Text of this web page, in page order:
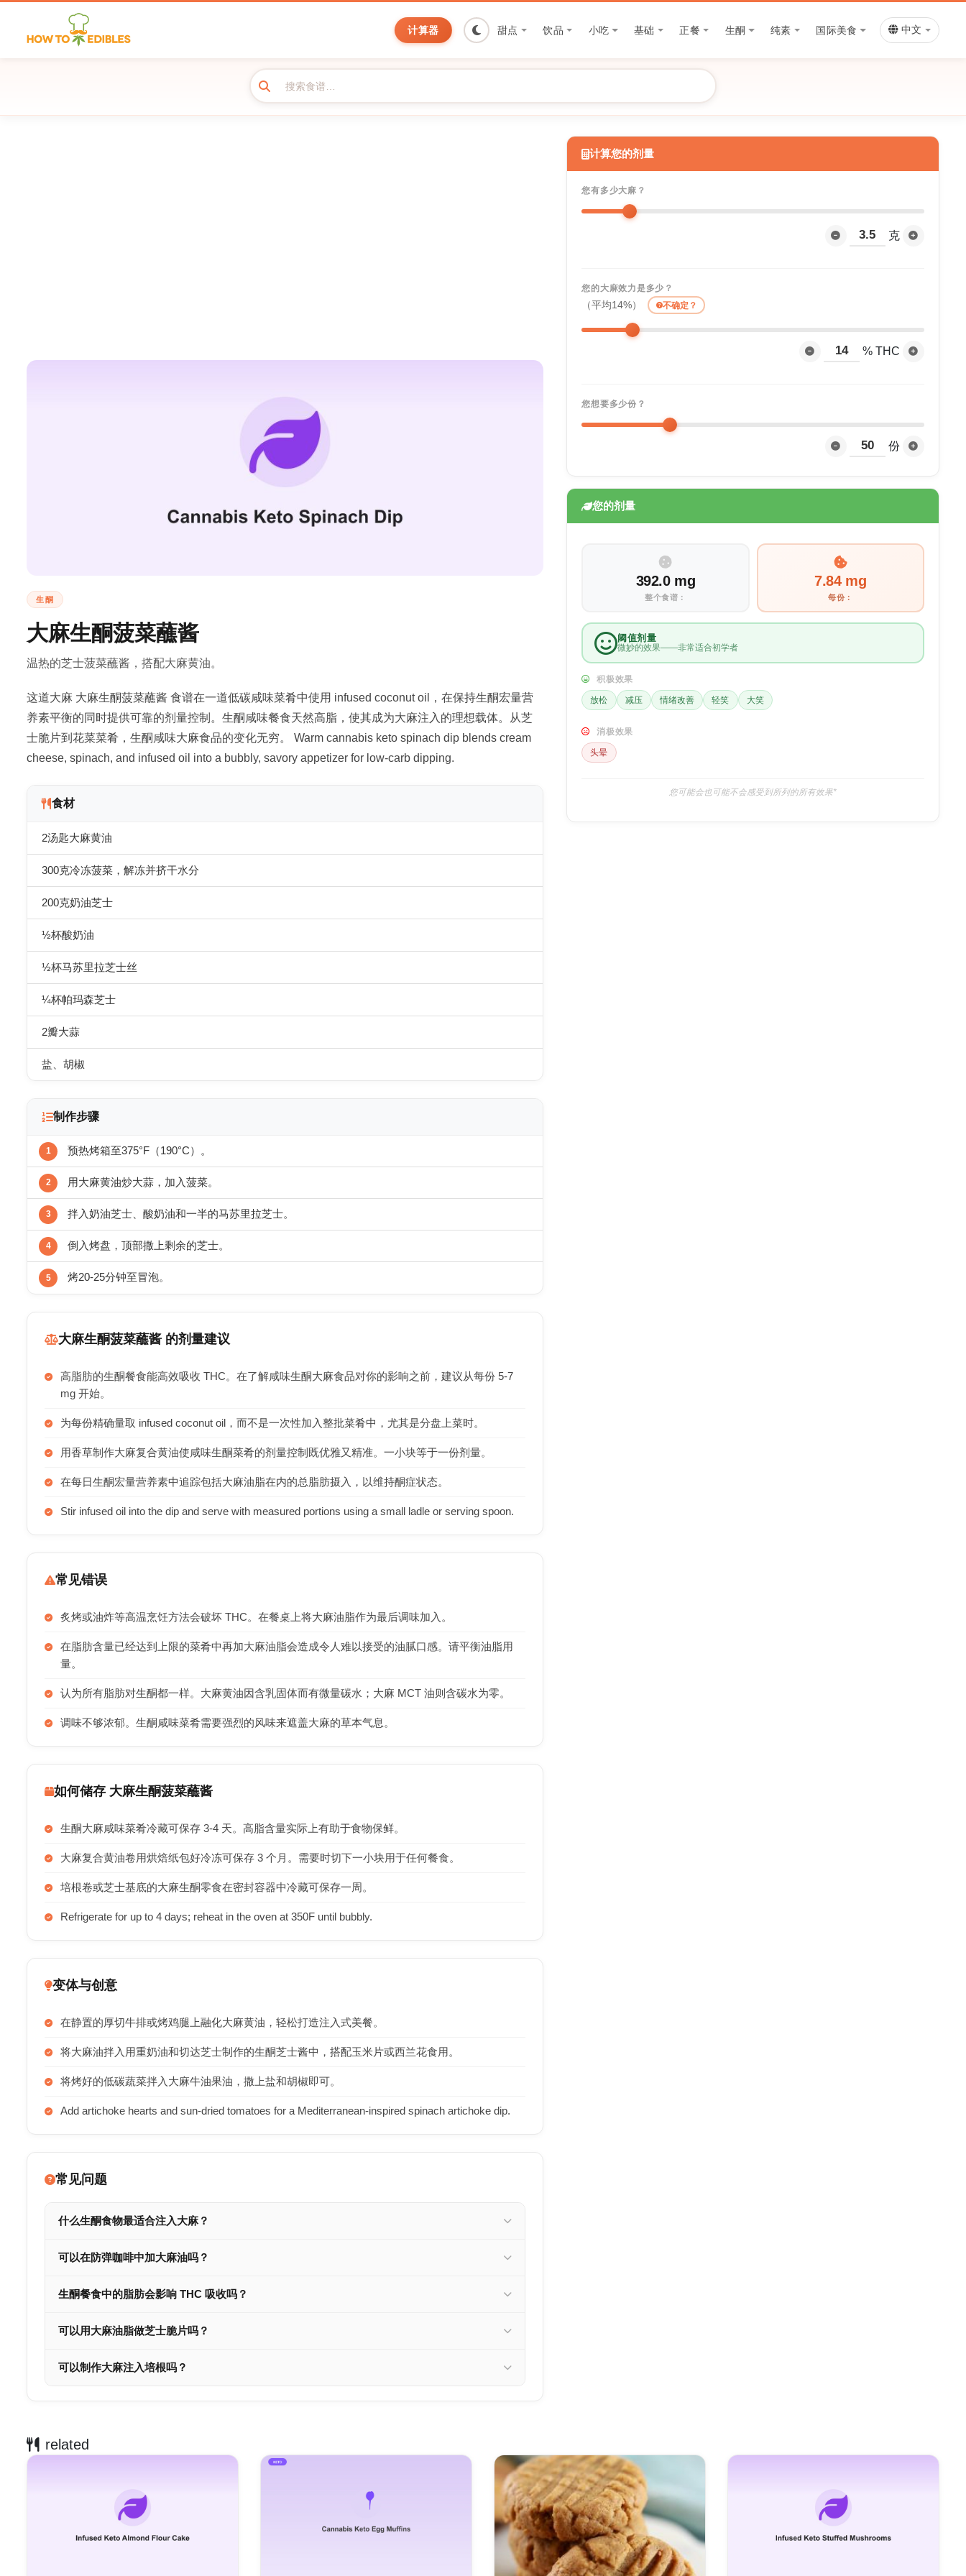
计算器 甜点 饮品 小吃 基础 正餐 生酮 纯素 国际美食 中文
生酮
大麻生酮菠菜蘸酱
温热的芝士菠菜蘸酱，搭配大麻黄油。
这道大麻 大麻生酮菠菜蘸酱 食谱在一道低碳咸味菜肴中使用 infused coconut oil，在保持生酮宏量营
养素平衡的同时提供可靠的剂量控制。生酮咸味餐食天然高脂，使其成为大麻注入的理想载体。从芝
士脆片到花菜菜肴，生酮咸味大麻食品的变化无穷。 Warm cannabis keto spinach dip blends cream
cheese, spinach, and infused oil into a bubbly, savory appetizer for low-carb dipping.
食材
2汤匙大麻黄油
300克冷冻菠菜，解冻并挤干水分
200克奶油芝士
½杯酸奶油
½杯马苏里拉芝士丝
¼杯帕玛森芝士
2瓣大蒜
盐、胡椒
制作步骤
预热烤箱至375°F（190°C）。
用大麻黄油炒大蒜，加入菠菜。
拌入奶油芝士、酸奶油和一半的马苏里拉芝士。
倒入烤盘，顶部撒上剩余的芝士。
烤20-25分钟至冒泡。
大麻生酮菠菜蘸酱 的剂量建议
高脂肪的生酮餐食能高效吸收 THC。在了解咸味生酮大麻食品对你的影响之前，建议从每份 5-7
mg 开始。
为每份精确量取 infused coconut oil，而不是一次性加入整批菜肴中，尤其是分盘上菜时。
用香草制作大麻复合黄油使咸味生酮菜肴的剂量控制既优雅又精准。一小块等于一份剂量。
在每日生酮宏量营养素中追踪包括大麻油脂在内的总脂肪摄入，以维持酮症状态。
Stir infused oil into the dip and serve with measured portions using a small ladle or serving spoon.
常见错误
炙烤或油炸等高温烹饪方法会破坏 THC。在餐桌上将大麻油脂作为最后调味加入。
在脂肪含量已经达到上限的菜肴中再加大麻油脂会造成令人难以接受的油腻口感。请平衡油脂用
量。
认为所有脂肪对生酮都一样。大麻黄油因含乳固体而有微量碳水；大麻 MCT 油则含碳水为零。
调味不够浓郁。生酮咸味菜肴需要强烈的风味来遮盖大麻的草本气息。
如何储存 大麻生酮菠菜蘸酱
生酮大麻咸味菜肴冷藏可保存 3-4 天。高脂含量实际上有助于食物保鲜。
大麻复合黄油卷用烘焙纸包好冷冻可保存 3 个月。需要时切下一小块用于任何餐食。
培根卷或芝士基底的大麻生酮零食在密封容器中冷藏可保存一周。
Refrigerate for up to 4 days; reheat in the oven at 350F until bubbly.
变体与创意
在静置的厚切牛排或烤鸡腿上融化大麻黄油，轻松打造注入式美餐。
将大麻油拌入用重奶油和切达芝士制作的生酮芝士酱中，搭配玉米片或西兰花食用。
将烤好的低碳蔬菜拌入大麻牛油果油，撒上盐和胡椒即可。
Add artichoke hearts and sun-dried tomatoes for a Mediterranean-inspired spinach artichoke dip.
常见问题
什么生酮食物最适合注入大麻？
可以在防弹咖啡中加大麻油吗？
生酮餐食中的脂肪会影响 THC 吸收吗？
可以用大麻油脂做芝士脆片吗？
可以制作大麻注入培根吗？
计算您的剂量
您有多少大麻？
克
您的大麻效力是多少？
（平均14%） 不确定？
% THC
您想要多少份？
份
您的剂量
392.0 mg
整个食谱：
7.84 mg
每份：
阈值剂量
微妙的效果——非常适合初学者
积极效果
放松 减压 情绪改善 轻笑 大笑
消极效果
头晕
您可能会也可能不会感受到所列的所有效果*
related